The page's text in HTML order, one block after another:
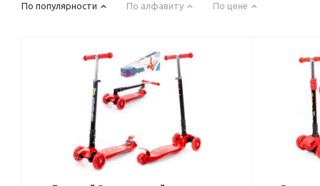
По популярности По алфавиту По цене